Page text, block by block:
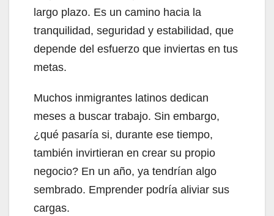
largo plazo. Es un camino hacia la
tranquilidad, seguridad y estabilidad, que
depende del esfuerzo que inviertas en tus
metas.
Muchos inmigrantes latinos dedican
meses a buscar trabajo. Sin embargo,
¿qué pasaría si, durante ese tiempo,
también invirtieran en crear su propio
negocio? En un año, ya tendrían algo
sembrado. Emprender podría aliviar sus
cargas.